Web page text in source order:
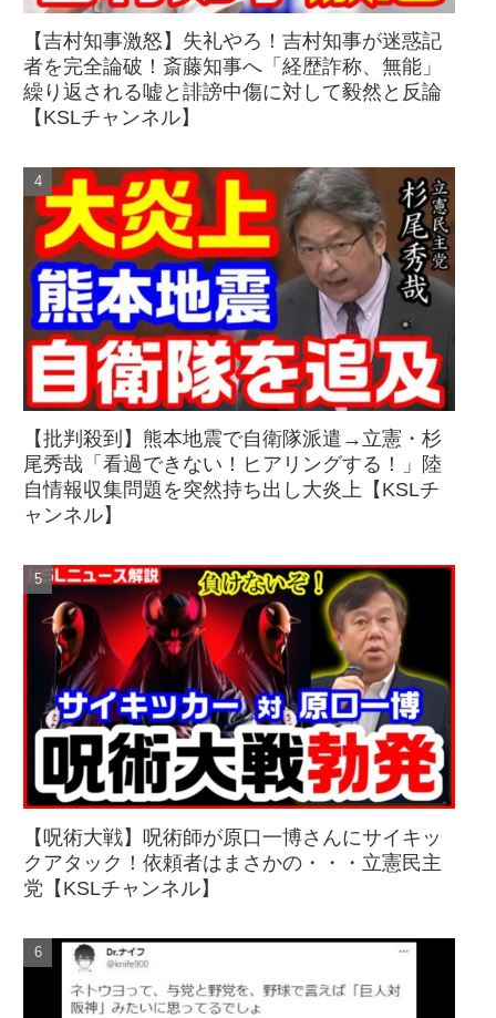
【吉村知事激怒】失礼やろ！吉村知事が迷惑記
者を完全論破！斎藤知事へ「経歴詐称、無能」
繰り返される嘘と誹謗中傷に対して毅然と反論
【KSLチャンネル】
【批判殺到】熊本地震で自衛隊派遣→立憲・杉
尾秀哉「看過できない！ヒアリングする！」陸
自情報収集問題を突然持ち出し大炎上【KSLチ
ャンネル】
【呪術大戦】呪術師が原口一博さんにサイキッ
クアタック！依頼者はまさかの・・・立憲民主
党【KSLチャンネル】